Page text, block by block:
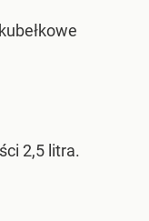
2,5 litra.